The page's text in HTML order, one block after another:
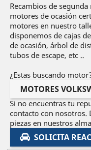
Recambios de
motores de ocasión
motores en nuestro
disponemos de cajas
de ocasión, árbol de
tubos de escape, etc ..
¿Estas buscando
MOTORES
Si no encuentras tu
contacto con nosotros.
piezas en nuestros
SOLICITA